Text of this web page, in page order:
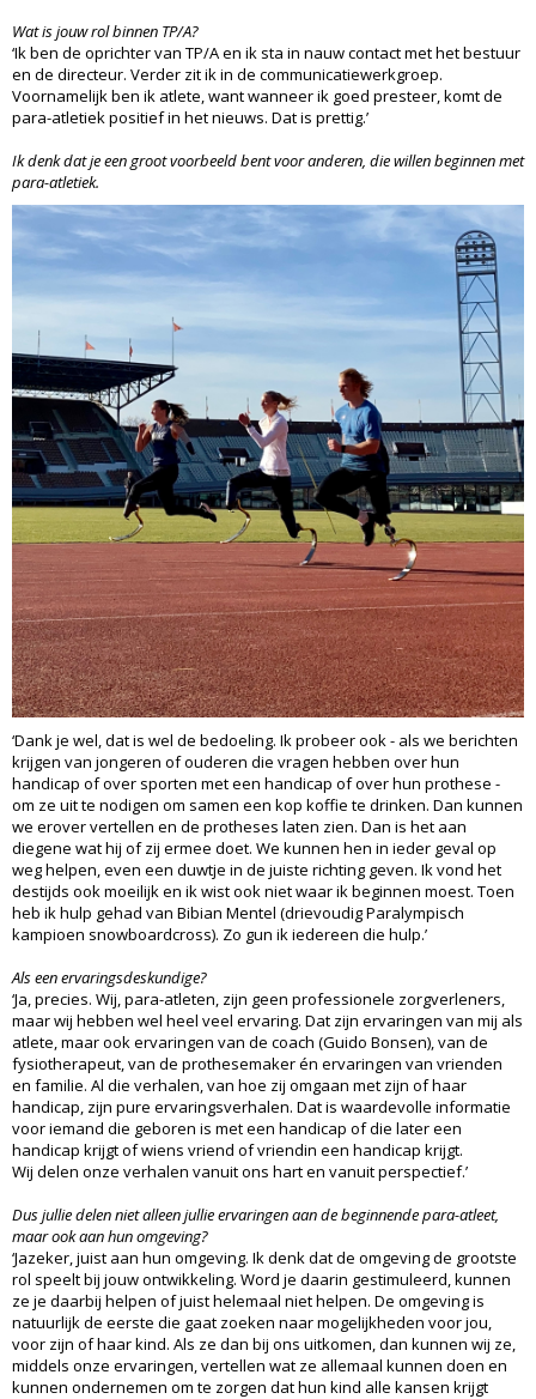
Wat is jouw rol binnen TP/A?
‘Ik ben de oprichter van TP/A en ik sta in nauw contact met het bestuur
en de directeur. Verder zit ik in de communicatiewerkgroep.
Voornamelijk ben ik atlete, want wanneer ik goed presteer, komt de
para-atletiek positief in het nieuws. Dat is prettig.’
Ik denk dat je een groot voorbeeld bent voor anderen, die willen beginnen met
para-atletiek.
‘Dank je wel, dat is wel de bedoeling. Ik probeer ook - als we berichten
krijgen van jongeren of ouderen die vragen hebben over hun
handicap of over sporten met een handicap of over hun prothese -
om ze uit te nodigen om samen een kop koffie te drinken. Dan kunnen
we erover vertellen en de protheses laten zien. Dan is het aan
diegene wat hij of zij ermee doet. We kunnen hen in ieder geval op
weg helpen, even een duwtje in de juiste richting geven. Ik vond het
destijds ook moeilijk en ik wist ook niet waar ik beginnen moest. Toen
heb ik hulp gehad van Bibian Mentel (drievoudig Paralympisch
kampioen snowboardcross). Zo gun ik iedereen die hulp.’
Als een ervaringsdeskundige?
‘Ja, precies. Wij, para-atleten, zijn geen professionele zorgverleners,
maar wij hebben wel heel veel ervaring. Dat zijn ervaringen van mij als
atlete, maar ook ervaringen van de coach (Guido Bonsen), van de
fysiotherapeut, van de prothesemaker én ervaringen van vrienden
en familie. Al die verhalen, van hoe zij omgaan met zijn of haar
handicap, zijn pure ervaringsverhalen. Dat is waardevolle informatie
voor iemand die geboren is met een handicap of die later een
handicap krijgt of wiens vriend of vriendin een handicap krijgt.
Wij delen onze verhalen vanuit ons hart en vanuit perspectief.’
Dus jullie delen niet alleen jullie ervaringen aan de beginnende para-atleet,
maar ook aan hun omgeving?
‘Jazeker, juist aan hun omgeving. Ik denk dat de omgeving de grootste
rol speelt bij jouw ontwikkeling. Word je daarin gestimuleerd, kunnen
ze je daarbij helpen of juist helemaal niet helpen. De omgeving is
natuurlijk de eerste die gaat zoeken naar mogelijkheden voor jou,
voor zijn of haar kind. Als ze dan bij ons uitkomen, dan kunnen wij ze,
middels onze ervaringen, vertellen wat ze allemaal kunnen doen en
kunnen ondernemen om te zorgen dat hun kind alle kansen krijgt